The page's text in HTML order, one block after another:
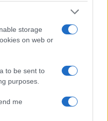
storage
on web or
to be sent to
purposes.
me
$2,031.88
voor verantwoord